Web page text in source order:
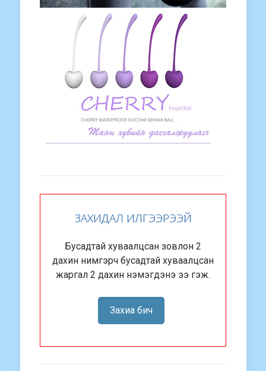
ЗАХИДАЛ ИЛГЭЭРЭЭЙ
Бусадтай хуваалцсан зовлон 2
дахин нимгэрч бусадтай хуваалцсан
жаргал 2 дахин нэмэгдэнэ ээ гэж.
Захиа бич